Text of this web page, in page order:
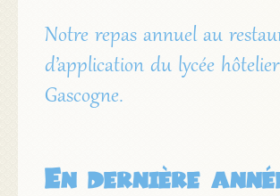
Notre repas annuel au
d’application du lycée
Gascogne.
En dernière